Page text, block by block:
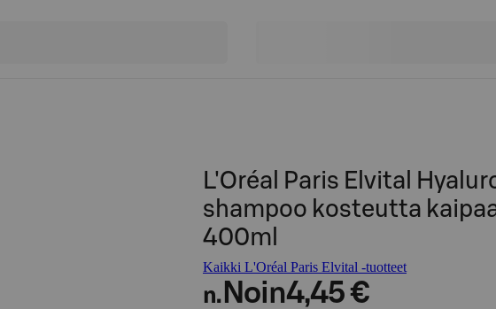
L'Oréal Paris Elvital
shampoo kosteutta
400ml
Kaikki L'Oréal Paris Elvital -tuotteet
n. Noin4,45 €